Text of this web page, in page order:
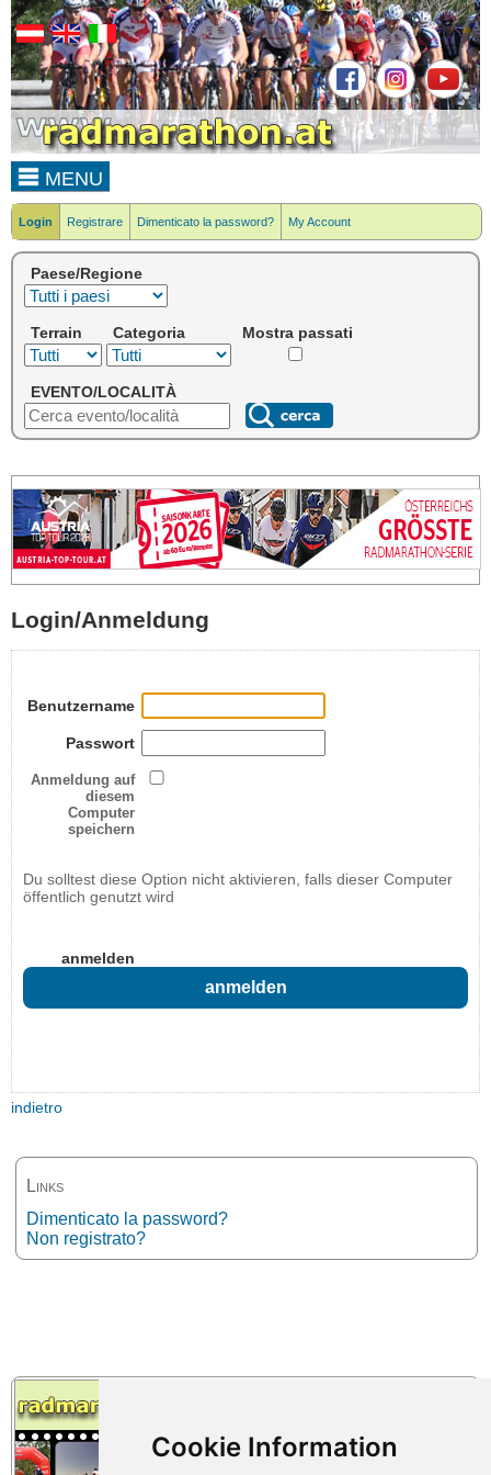
MENU
Login Registrare Dimenticato la password? My Account
Paese/Regione
Terrain Categoria Mostra passati
EVENTO/LOCALITÀ
Login/Anmeldung
Links
Dimenticato la password?
Non registrato?
Benutzername
Passwort
Anmeldung auf
diesem
Computer
speichern
Du solltest diese Option nicht aktivieren, falls dieser Computer
öffentlich genutzt wird
anmelden
indietro